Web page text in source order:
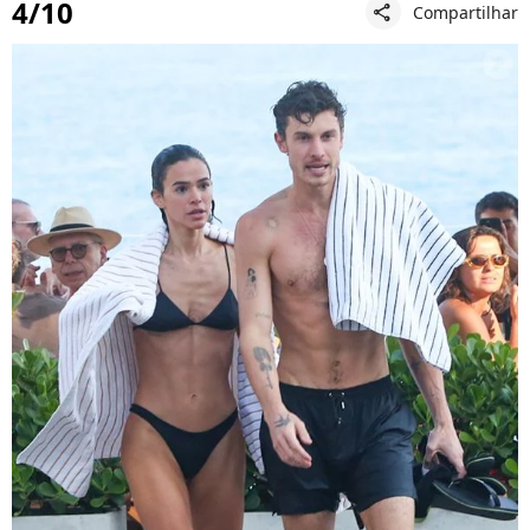
4/10 share Compartilhar